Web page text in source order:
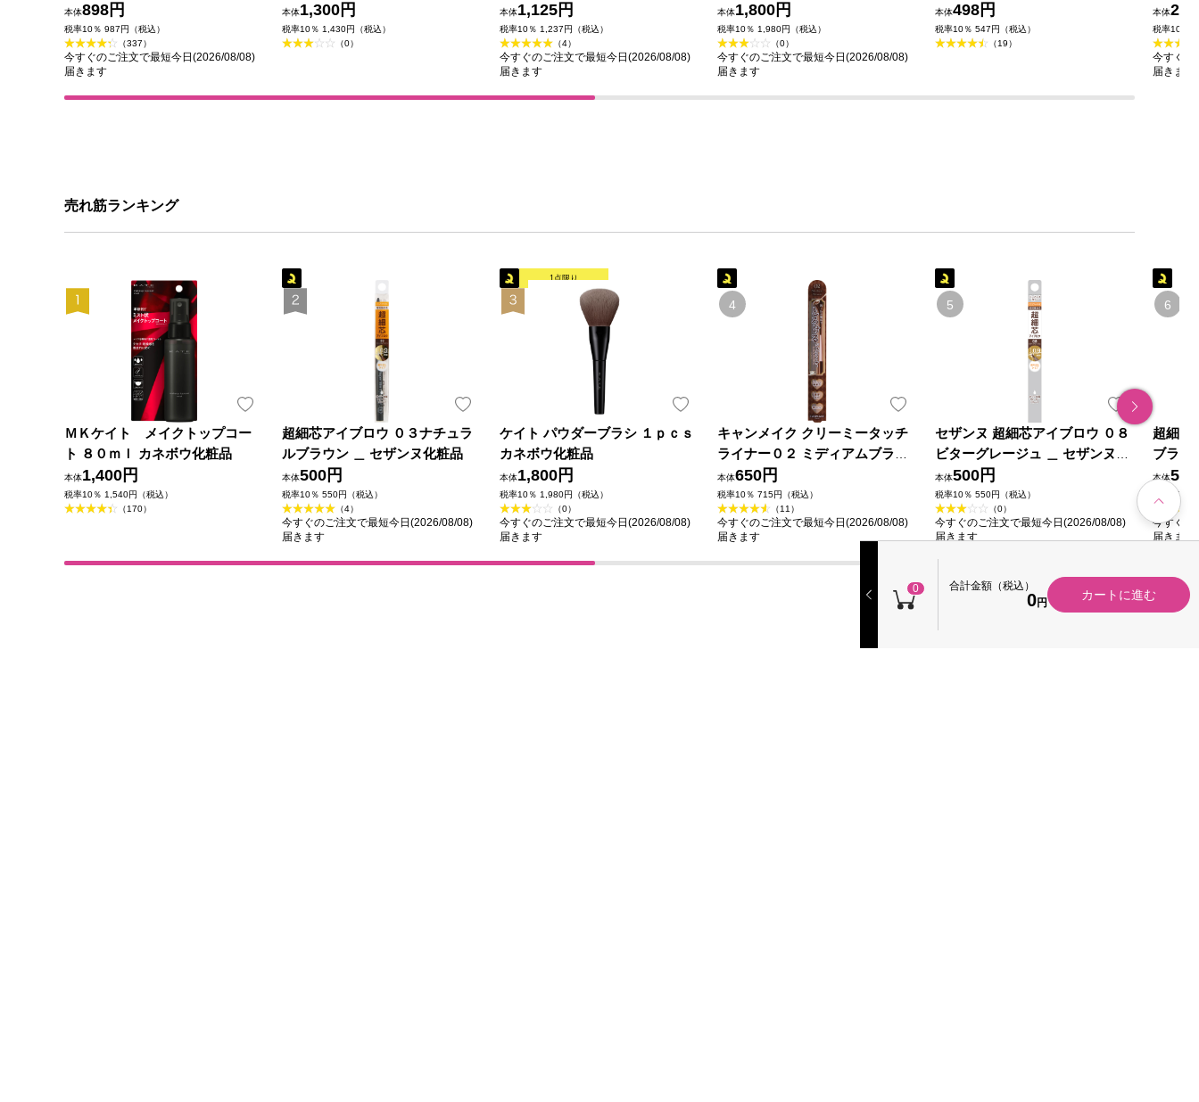
0 合計金額（税込）
0円
カートに進む
花王
本体898円
税率10％ 987円（税込）
（337）
今すぐのご注文で最短今日(2026/08/08)
届きます
薬部外品)
本体1,300円
税率10％ 1,430円（税込）
（0）
本体1,125円
税率10％ 1,237円（税込）
（4）
今すぐのご注文で最短今日(2026/08/08)
届きます
本体1,800円
税率10％ 1,980円（税込）
（0）
今すぐのご注文で最短今日(2026/08/08)
届きます
本体498円
税率10％ 547円（税込）
（19）
本体
税率10％
今すぐの
届きます
売れ筋ランキング
ＭＫケイト メイクトップコー
ト ８０ｍｌ カネボウ化粧品
本体1,400円
税率10％ 1,540円（税込）
（170）
超細芯アイブロウ ０３ナチュラ
ルブラウン ＿ セザンヌ化粧品
本体500円
税率10％ 550円（税込）
（4）
今すぐのご注文で最短今日(2026/08/08)
届きます
1点限り
ケイト パウダーブラシ １ｐｃｓ
カネボウ化粧品
本体1,800円
税率10％ 1,980円（税込）
（0）
今すぐのご注文で最短今日(2026/08/08)
届きます
キャンメイク クリーミータッチ
ライナー０２ ミディアムブラウ
ン ＿ 井田ラボラトリーズ
本体650円
税率10％ 715円（税込）
（11）
今すぐのご注文で最短今日(2026/08/08)
届きます
セザンヌ 超細芯アイブロウ ０８
ビターグレージュ ＿ セザンヌ化
粧品
本体500円
税率10％ 550円（税込）
（0）
今すぐのご注文で最短今日(2026/08/08)
届きます
超細芯
ブラウ
本体
税率10％
今すぐの
届きます